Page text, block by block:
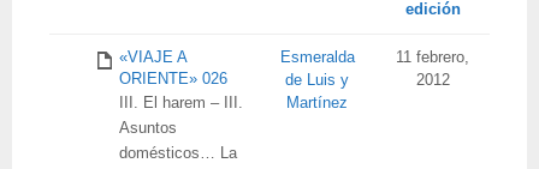
edición
«VIAJE A
ORIENTE» 026
III. El harem – III.
Asuntos
domésticos… La
Esmeralda
de Luis y
Martínez
11 febrero,
2012